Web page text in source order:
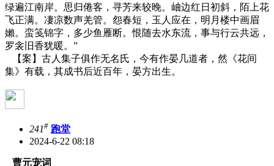
绿遍江南岸。思归倦客，寻芳来较晚。岫边红日初斜，陌上花
飞正满。凄凉数声羌管。怨春短，玉人应在，明月楼中画眉
嬾。蛮笺锦字，多少鱼雁断。恨随去水东流，事与行云共远，
罗衾旧香犹暖。”
【案】古人集子俱作无名氏，今有作晏几道者，然《花间
集》有载，其成书后近百年，晏方出生。
241# 跑堂
2024-6-22 08:18
曹元宠词